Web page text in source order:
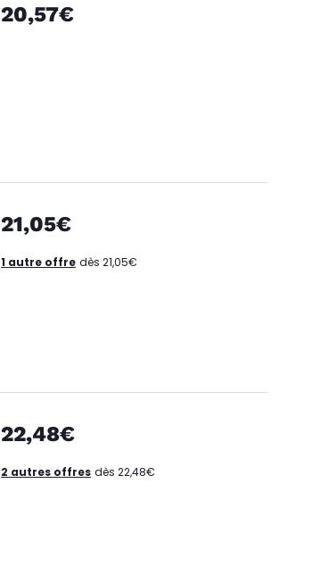
20,57€
21,05€
1 autre offre dès 21,05€
22,48€
2 autres offres dès 22,48€